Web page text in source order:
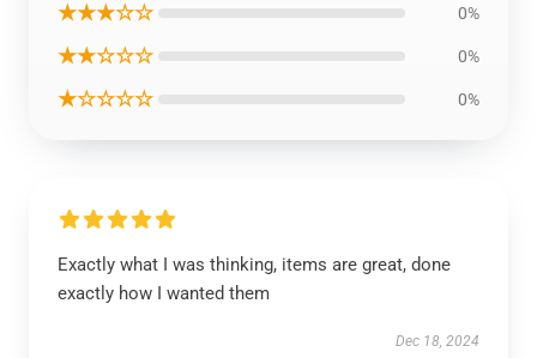
★★★☆☆ 0%
★★☆☆☆ 0%
★☆☆☆☆ 0%
Exactly what I was thinking, items are great, done
exactly how I wanted them
Dec 18, 2024